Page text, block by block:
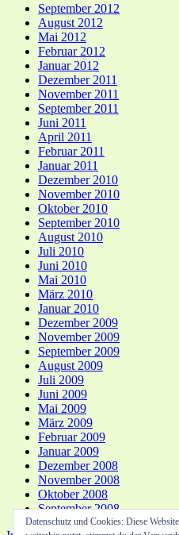
September 2012
August 2012
Mai 2012
Februar 2012
Januar 2012
Dezember 2011
November 2011
September 2011
Juni 2011
April 2011
Februar 2011
Januar 2011
Dezember 2010
November 2010
Oktober 2010
September 2010
August 2010
Juli 2010
Juni 2010
Mai 2010
März 2010
Januar 2010
Dezember 2009
November 2009
September 2009
August 2009
Juli 2009
Juni 2009
Mai 2009
März 2009
Februar 2009
Januar 2009
Dezember 2008
November 2008
Oktober 2008
September 2008
Datenschutz und Cookies: Diese